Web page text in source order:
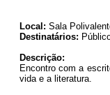
Local: Sala
Destinatários:
Descrição:
Encontro com a
vida e a literatura.